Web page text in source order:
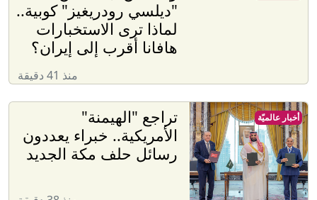
"ديلسي رودريغيز" كوبية..
لماذا ترى الاستخبارات
هافانا أقرب إلى إيران؟
منذ 41 دقيقة
تراجع "الهيمنة"
الأمريكية.. خبراء يعددون
رسائل حلف مكة الجديد
أخبار عالميّة